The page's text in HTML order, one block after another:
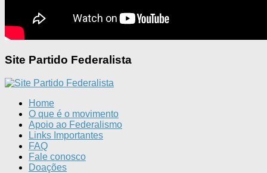
Site Partido Federalista
Home
O que é o movimento
Apoio ao Federalismo
Links Importantes
FAQ
Fale conosco
Doações